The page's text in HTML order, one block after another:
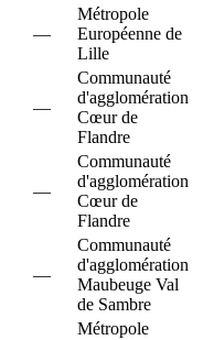
—
Métropole
Européenne de
Lille
—
Communauté
d'agglomération
Cœur de
Flandre
—
Communauté
d'agglomération
Cœur de
Flandre
—
Communauté
d'agglomération
Maubeuge Val
de Sambre
Métropole